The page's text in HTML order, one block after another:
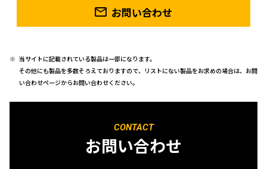
お問い合わせ
当サイトに記載されている製品は一部になります。
その他にも製品を多数そろえておりますので、リストにない製品をお求めの場合は、お問
い合わせページからお問い合わせください。
CONTACT
お問い合わせ